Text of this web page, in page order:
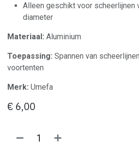
Alleen geschikt voor scheerlijnen
diameter
Materiaal: Aluminium
Toepassing: Spannen van
voortenten
Merk: Umefa
€ 6,00